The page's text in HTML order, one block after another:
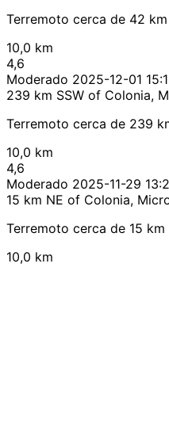
Terremoto cerca de 42
10,0 km
4,6
Moderado 2025-12-01
239 km SSW of Colonia,
Terremoto cerca de 239
10,0 km
4,6
Moderado 2025-11-29
15 km NE of Colonia,
Terremoto cerca de 15
10,0 km